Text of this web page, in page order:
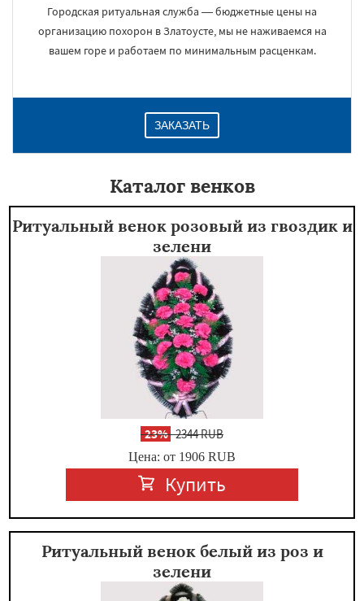
Городская ритуальная служба — бюджетные цены на
организацию похорон в Златоусте, мы не наживаемся на
вашем горе и работаем по минимальным расценкам.
ЗАКАЗАТЬ
Каталог венков
Ритуальный венок розовый из гвоздик и
зелени
-23%2344 RUB
Цена: от 1906 RUB
Купить
Ритуальный венок белый из роз и
зелени